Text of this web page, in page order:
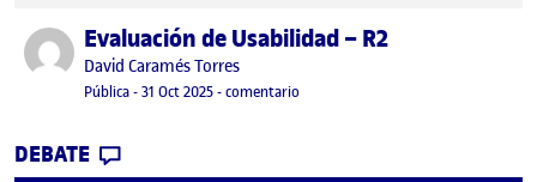
Publicado porEvaluación de Usabilidad – R2
Publicado por
David Caramés Torres
Visibilidad:
Pública-Fecha de publicación
31 Oct 202531 octubre, 2025 5:34 pm
-comentario
DEBATE